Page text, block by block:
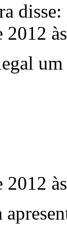
disse:
2012
um
2012